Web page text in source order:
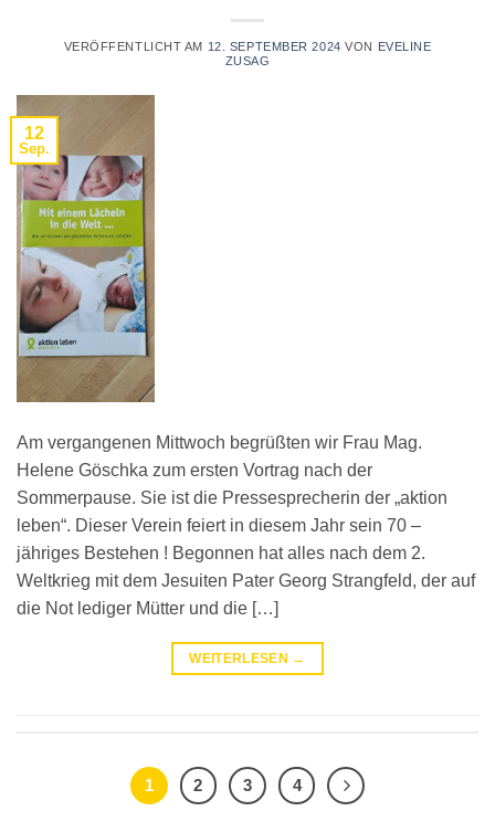
VERÖFFENTLICHT AM 12. SEPTEMBER 2024 VON EVELINE
ZUSAG
12
Sep.
Am vergangenen Mittwoch begrüßten wir Frau Mag.
Helene Göschka zum ersten Vortrag nach der
Sommerpause. Sie ist die Pressesprecherin der „aktion
leben“. Dieser Verein feiert in diesem Jahr sein 70 –
jähriges Bestehen ! Begonnen hat alles nach dem 2.
Weltkrieg mit dem Jesuiten Pater Georg Strangfeld, der auf
die Not lediger Mütter und die […]
WEITERLESEN →
1 2 3 4